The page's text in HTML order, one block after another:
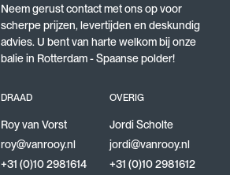
Neem gerust contact met ons op voor
scherpe prijzen, levertijden en deskundig
advies. U bent van harte welkom bij onze
balie in Rotterdam - Spaanse polder!
DRAAD
Roy van Vorst
roy@vanrooy.nl
+31 (0)10 2981614
OVERIG
Jordi Scholte
jordi@vanrooy.nl
+31 (0)10 2981612